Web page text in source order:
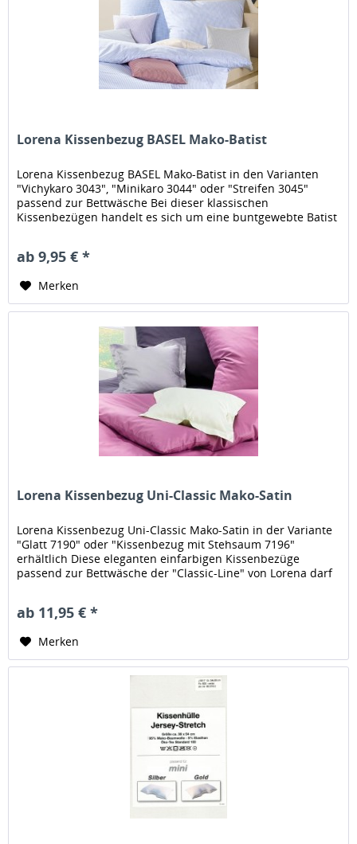
Lorena Kissenbezug BASEL Mako-Batist
Lorena Kissenbezug BASEL Mako-Batist in den Varianten
"Vichykaro 3043", "Minikaro 3044" oder "Streifen 3045"
passend zur Bettwäsche Bei dieser klassischen
Kissenbezügen handelt es sich um eine buntgewebte Batist
ab 9,95 € *
Merken
Lorena Kissenbezug Uni-Classic Mako-Satin
Lorena Kissenbezug Uni-Classic Mako-Satin in der Variante
"Glatt 7190" oder "Kissenbezug mit Stehsaum 7196"
erhältlich Diese eleganten einfarbigen Kissenbezüge
passend zur Bettwäsche der "Classic-Line" von Lorena darf
ab 11,95 € *
Merken